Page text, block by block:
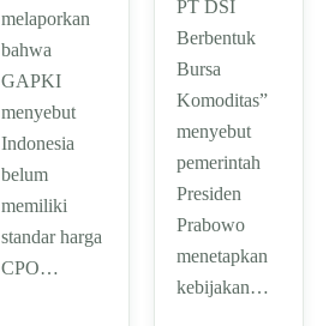
melaporkan
bahwa
GAPKI
menyebut
Indonesia
belum
memiliki
standar harga
CPO…
PT DSI
Berbentuk
Bursa
Komoditas”
menyebut
pemerintah
Presiden
Prabowo
menetapkan
kebijakan…